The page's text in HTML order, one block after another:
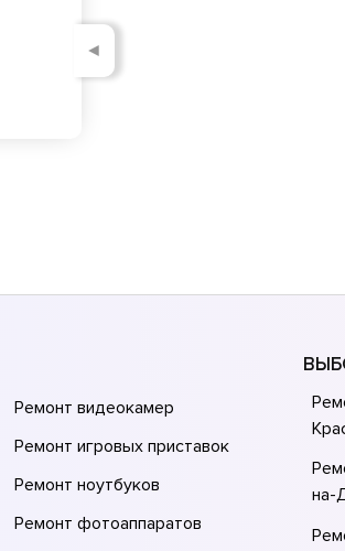
◄
Ремонт видеокамер
Ремонт игровых приставок
Ремонт ноутбуков
Ремонт фотоаппаратов
на-